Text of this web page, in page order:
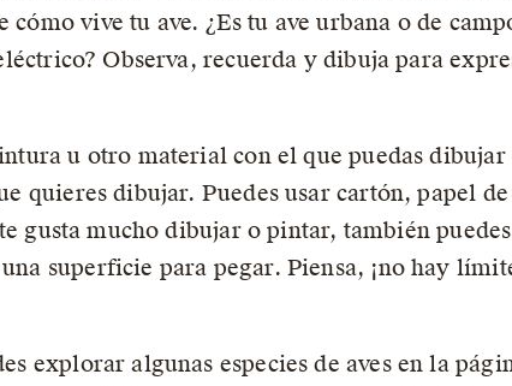
vive tu ave. ¿Es tu ave urbana o de
Observa, recuerda y dibuja para
u otro material con el que puedas
quieres dibujar. Puedes usar cartón, papel
gusta mucho dibujar o pintar, también
superficie para pegar. Piensa, ¡no hay
explorar algunas especies de aves en la